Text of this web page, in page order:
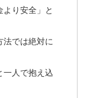
り安全」と
法では絶対に
一人で抱え込